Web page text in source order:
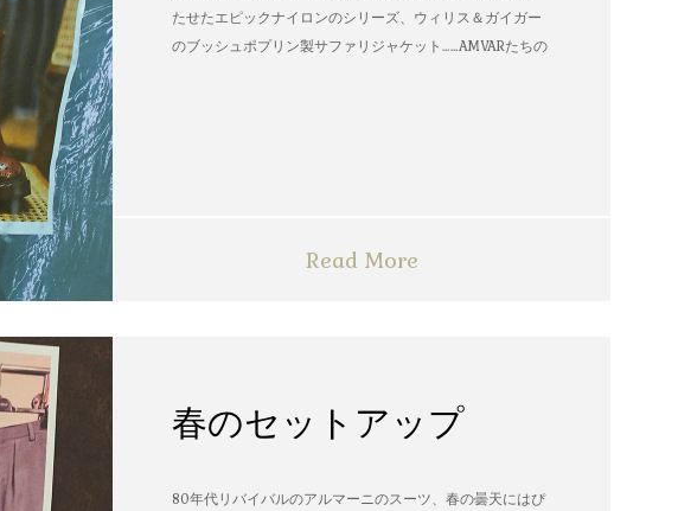
たせたエピックナイロンのシリーズ、ウィリス＆ガイガー
のブッシュポプリン製サファリジャケット……AMVARたちの
Read More
春のセットアップ
80年代リバイバルのアルマーニのスーツ、春の曇天にはぴ